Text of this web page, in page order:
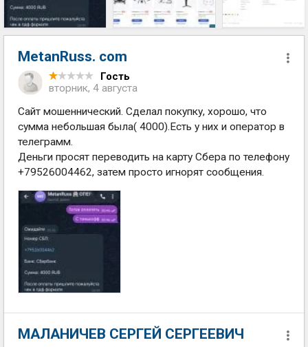
MetanRuss. com
Гость
вторник, 4 августа
Сайт мошеннический. Сделал покупку, хорошо, что
сумма небольшая была( 4000).Есть у них и оператор в
телеграмм.
Деньги просят переводить на карту Сбера по телефону
+79526004462, затем просто игнорят сообщения.
МАЛАНИЧЕВ СЕРГЕЙ СЕРГЕЕВИЧ